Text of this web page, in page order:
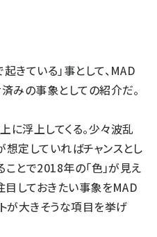
きている」事として、MAD
みの事象としての紹介だ。
浮上してくる。少々波乱
想定していればチャンスとし
とで2018年の「色」が見え
目しておきたい事象をMAD
が大きそうな項目を挙げ